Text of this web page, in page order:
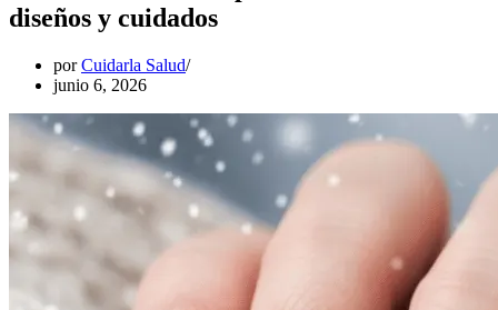
diseños y cuidados
porCuidarla Salud
junio 6, 2026